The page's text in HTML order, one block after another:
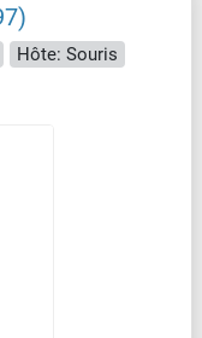
Hôte: Souris